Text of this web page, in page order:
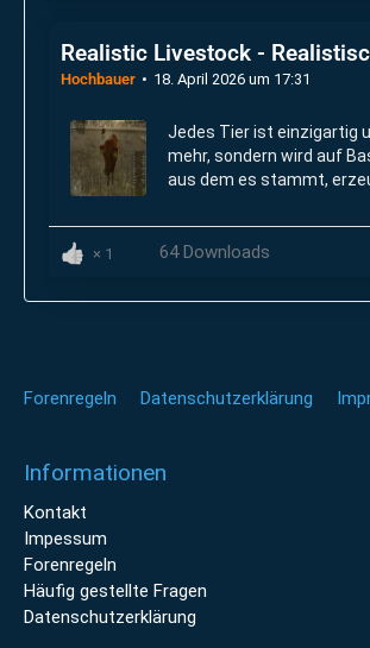
Realistic Livestock -
Hochbauer 18. April 2026 um 17:31
Jedes Tier ist einzigartig
mehr, sondern wird auf
aus dem es stammt,
1 64 Downloads
Forenregeln Datenschutzerklärung
Informationen
Kontakt
Impessum
Forenregeln
Häufig gestellte Fragen
Datenschutzerklärung